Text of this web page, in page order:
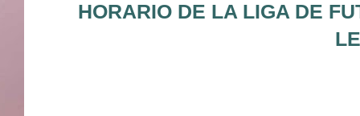
HORARIO DE LA LIGA DE